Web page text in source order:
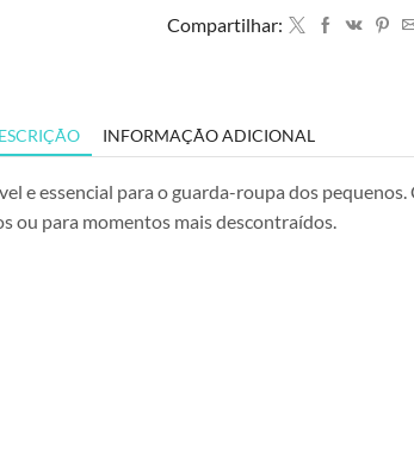
Compartilhar:
INFORMAÇÃO ADICIONAL
e essencial para o guarda-roupa dos
ou para momentos mais descontraídos.